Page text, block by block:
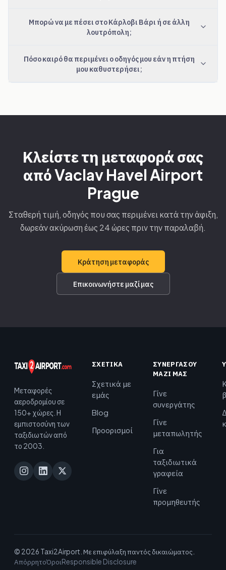
Μπορώ να με πέσει στο Κάρλοβι Βάρι ή σε άλλη
λουτρόπολη;
Πόσο καιρό θα περιμένει ο οδηγός μου εάν η πτήση
μου καθυστερήσει;
Κλείστε τη μεταφορά σας
από Vaclav Havel Airport
Prague
Σταθερή τιμή, οδηγός που σας περιμένει κατά την άφιξη,
δωρεάν ακύρωση έως 24 ώρες πριν την παραλαβή.
Κράτηση μεταφοράς
Επικοινωνήστε μαζί μας
Μεταφορές
αεροδρομίου σε
150+ χώρες. Η
εμπιστοσύνη των
ταξιδιωτών από
το 2003.
ΣΧΕΤΙΚΆ
Σχετικά με
εμάς
Blog
Προορισμοί
ΣΥΝΕΡΓΆΣΟΥ
ΜΑΖΊ ΜΑΣ
Γίνε
συνεργάτης
Γίνε
μεταπωλητής
Για
ταξιδιωτικά
γραφεία
Γίνε
προμηθευτής
© 2026 Taxi2Airport. Με επιφύλαξη παντός δικαιώματος.
ΑπόρρητοΌροιResponsible Disclosure